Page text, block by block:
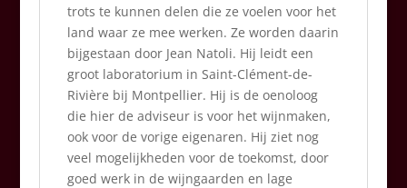
trots te kunnen delen die ze voelen voor het
land waar ze mee werken. Ze worden daarin
bijgestaan door Jean Natoli. Hij leidt een
groot laboratorium in Saint-Clément-de-
Rivière bij Montpellier. Hij is de oenoloog
die hier de adviseur is voor het wijnmaken,
ook voor de vorige eigenaren. Hij ziet nog
veel mogelijkheden voor de toekomst, door
goed werk in de wijngaarden en lage